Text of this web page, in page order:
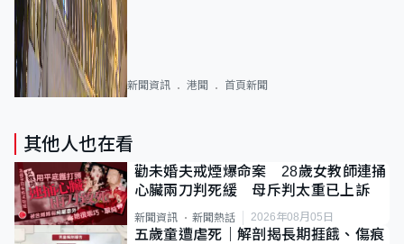
新聞資訊 港聞 首頁新聞
其他人也在看
勸未婚夫戒煙爆命案 28歲女教師連捅
心臟兩刀判死緩 母斥判太重已上訴
新聞資訊 新聞熱話 2026年08月05日
五歲童遭虐死｜解剖揭長期捱餓、傷痕